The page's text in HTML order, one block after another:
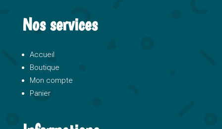
Nos services
Accueil
Boutique
Mon compte
Panier